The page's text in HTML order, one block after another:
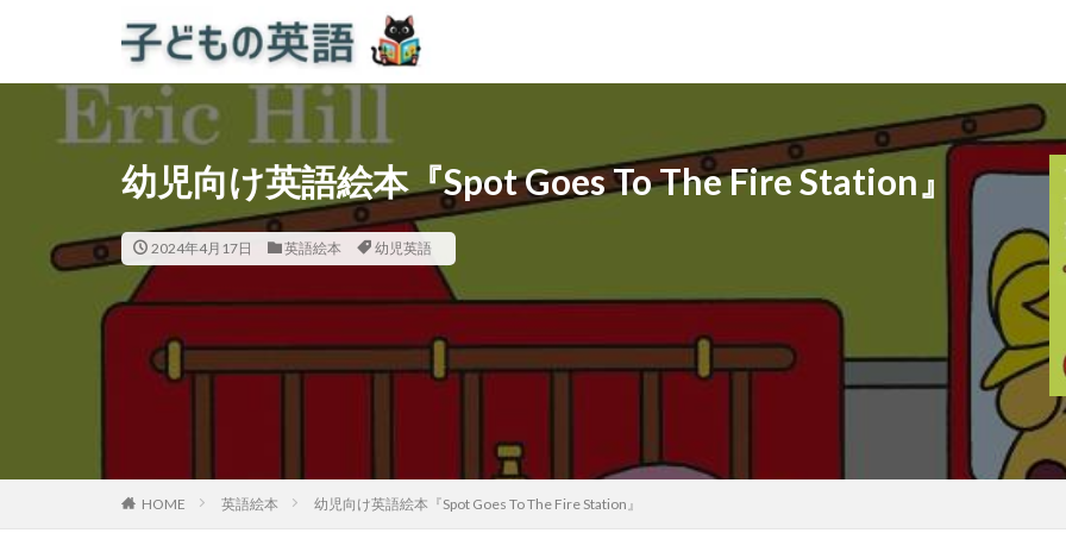
幼児向け英語絵本『Spot Goes To The Fire Station』
2024年4月17日 英語絵本 幼児英語
HOME 英語絵本 幼児向け英語絵本『Spot Goes To The Fire Station』